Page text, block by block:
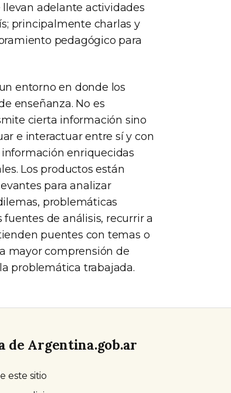
adelante actividades
principalmente charlas y
pedagógico para
entorno en donde los
enseñanza. No es
cierta información sino
e interactuar entre sí y con
enriquecidas
Los productos están
para analizar
problemáticas
de análisis, recurrir a
puentes con temas o
mayor comprensión de
problemática trabajada.
de Argentina.gob.ar
este sitio